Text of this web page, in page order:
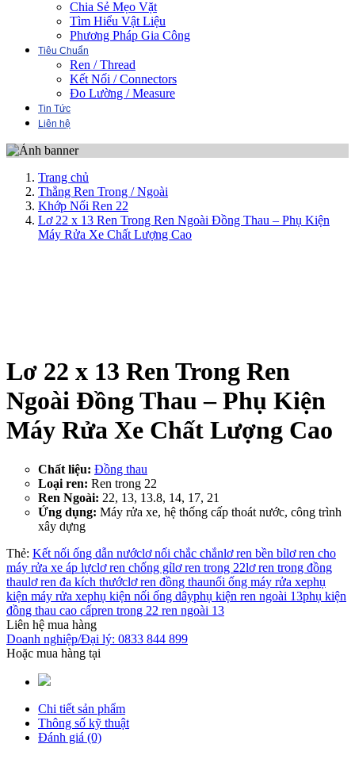
Chia Sẻ Mẹo Vặt
Tìm Hiểu Vật Liệu
Phương Pháp Gia Công
Tiêu Chuẩn
Ren / Thread
Kết Nối / Connectors
Đo Lường / Measure
Tin Tức
Liên hệ
Trang chủ
Thẳng Ren Trong / Ngoài
Khớp Nối Ren 22
Lơ 22 x 13 Ren Trong Ren Ngoài Đồng Thau – Phụ Kiện
Máy Rửa Xe Chất Lượng Cao
Lơ 22 x 13 Ren Trong Ren
Ngoài Đồng Thau – Phụ Kiện
Máy Rửa Xe Chất Lượng Cao
Chất liệu: Đồng thau
Loại ren: Ren trong 22
Ren Ngoài: 22, 13, 13.8, 14, 17, 21
Ứng dụng: Máy rửa xe, hệ thống cấp thoát nước, công trình
xây dựng
Thẻ: Kết nối ống dẫn nướclơ nối chắc chắnlơ ren bền bỉlơ ren cho
máy rửa xe áp lựclơ ren chống gỉlơ ren trong 22lơ ren trong đồng
thaulơ ren đa kích thướclơ ren đồng thaunối ống máy rửa xephụ
kiện máy rửa xephụ kiện nối ống dâyphụ kiện ren ngoài 13phụ kiện
đồng thau cao cấpren trong 22 ren ngoài 13
Liên hệ mua hàng
Doanh nghiệp/Đại lý: 0833 844 899
Hoặc mua hàng tại
Chi tiết sản phẩm
Thông số kỹ thuật
Đánh giá (0)